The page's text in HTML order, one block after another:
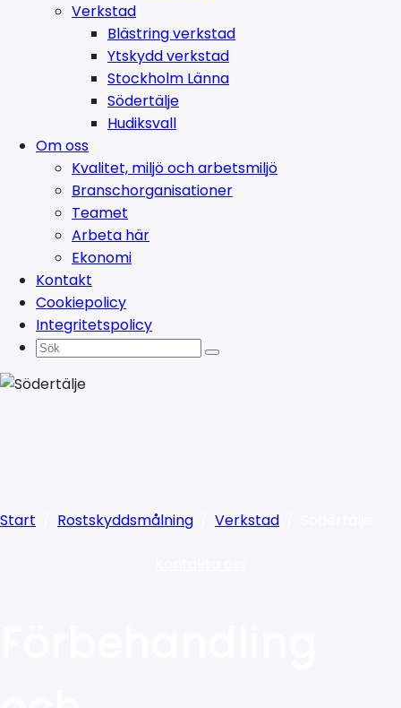
Verkstad
Blästring verkstad
Ytskydd verkstad
Stockholm Länna
Södertälje
Hudiksvall
Om oss
Kvalitet, miljö och arbetsmiljö
Branschorganisationer
Teamet
Arbeta här
Ekonomi
Kontakt
Cookiepolicy
Integritetspolicy
Start Rostskyddsmålning Verkstad